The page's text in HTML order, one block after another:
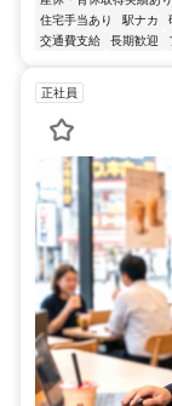
住宅手当あり
駅ナカ
交通費支給
長期歓迎
正社員